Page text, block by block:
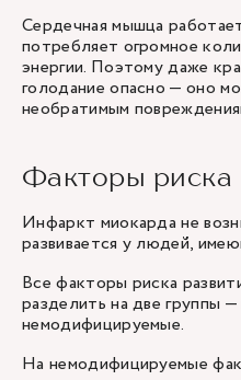
Сердечная мышца
потребляет огромное
энергии. Поэтому даже
голодание опасно — оно
необратимым
Факторы риска
Инфаркт миокарда не
развивается у людей,
Все факторы риска
разделить на две группы
немодифицируемые.
На немодифицируемые